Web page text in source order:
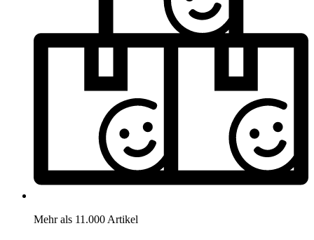
Mehr als 11.000 Artikel